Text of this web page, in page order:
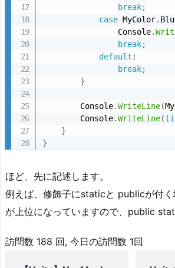
break;
case MyColor.
                Console
.
break;
default :
break;
}
        Console
.WriteLine(
        Console
.WriteLine( (
}
}
ほど、先に記述します。
例えば、修飾子にstaticと publicが付
が上位になっていますので、public
訪問数 188 回, 今日の訪問数 1回